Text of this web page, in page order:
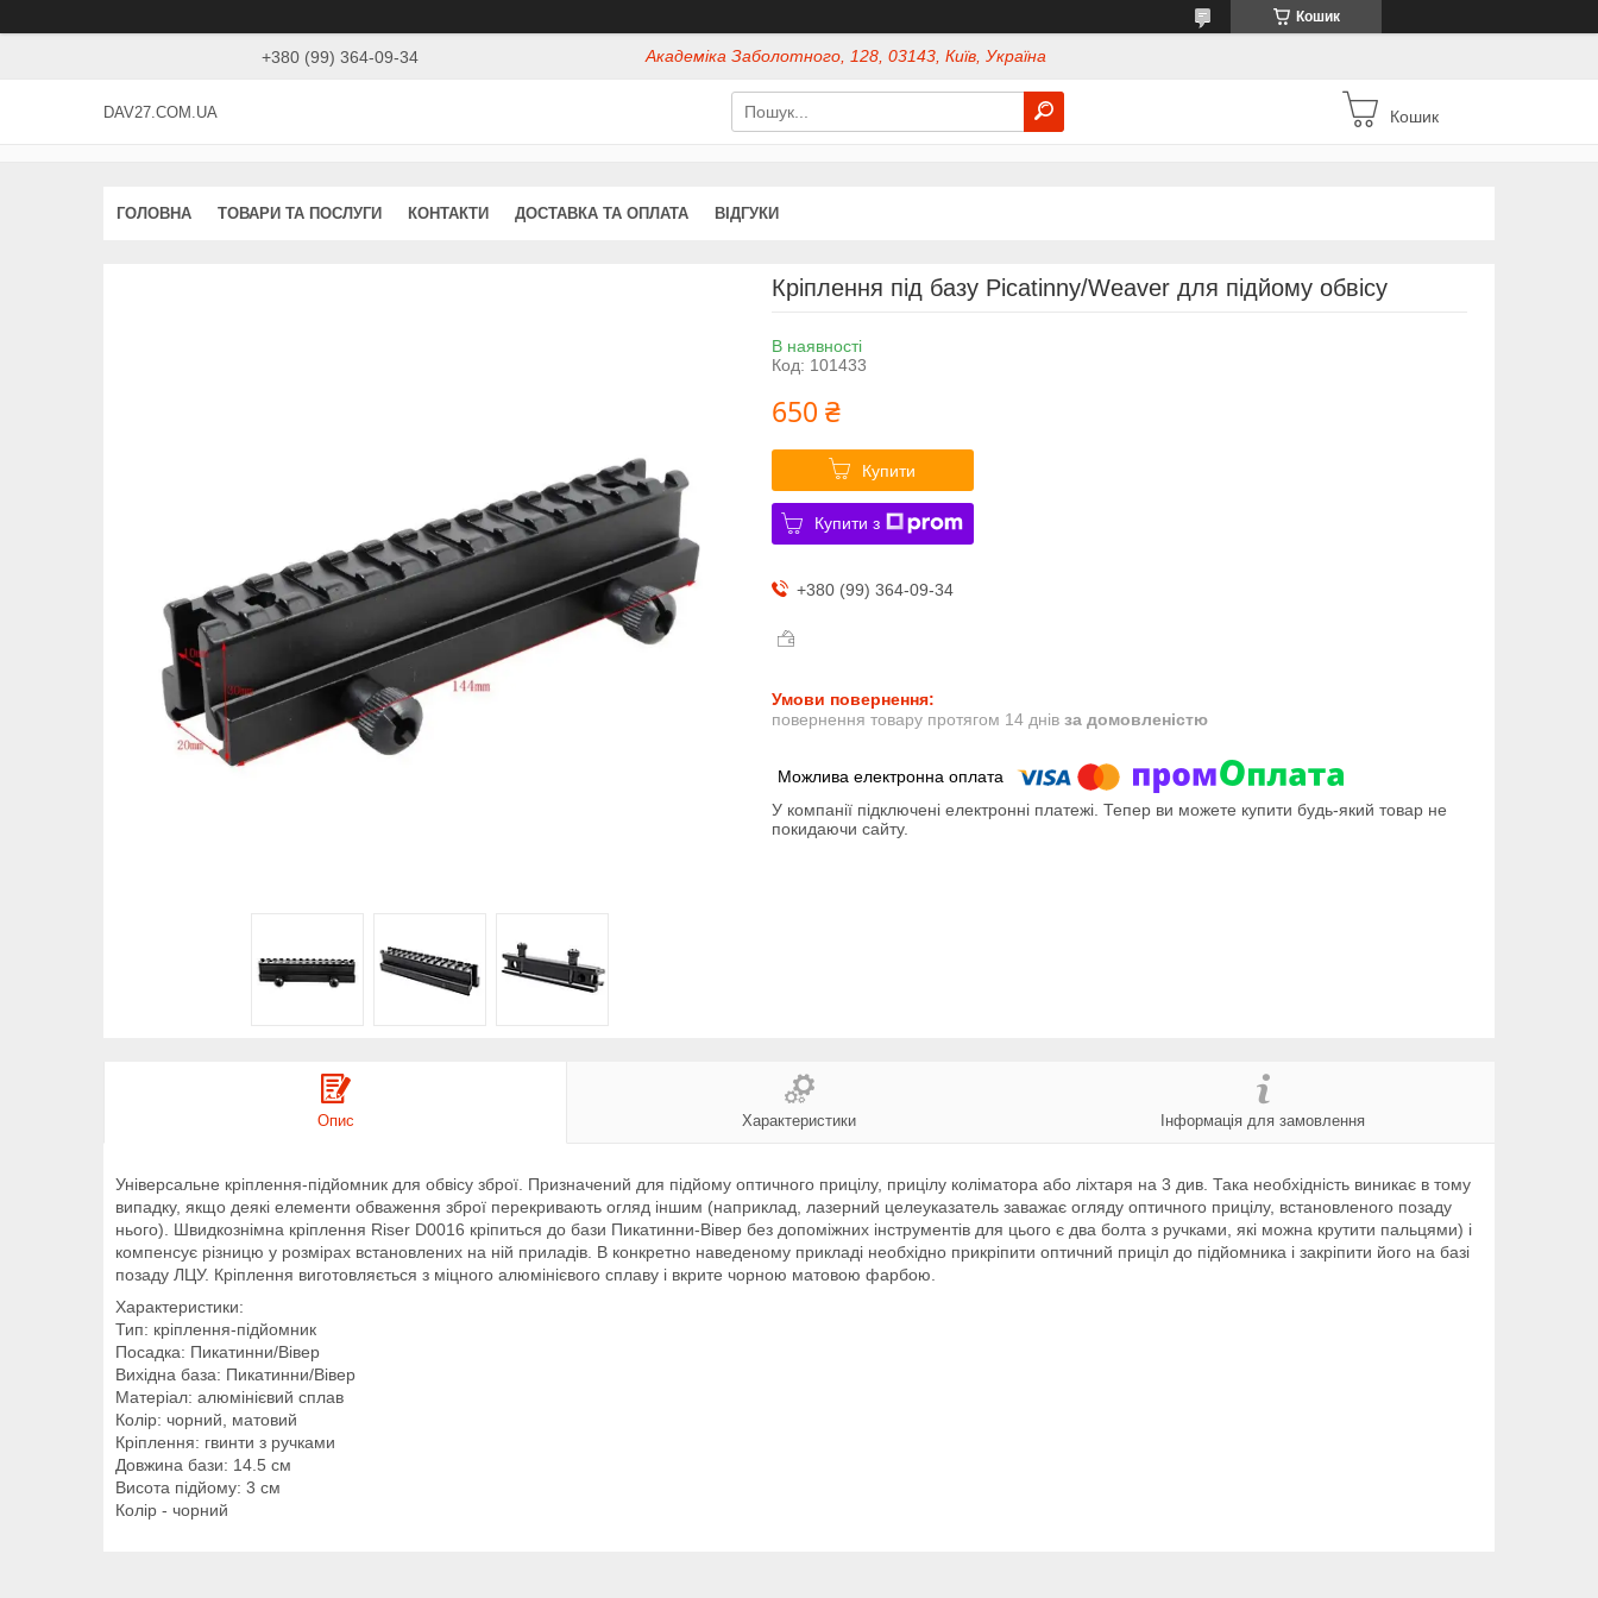
Кошик
+380 (99) 364-09-34 Академіка Заболотного, 128, 03143, Київ, Україна
DAV27.COM.UA Кошик
ГОЛОВНА ТОВАРИ ТА ПОСЛУГИ КОНТАКТИ ДОСТАВКА ТА ОПЛАТА ВІДГУКИ
Кріплення під базу Picatinny/Weaver для підйому обвісу
В наявності
Код: 101433
650 ₴
Купити
Купити з
+380 (99) 364-09-34
повернення товару протягом 14 днів за домовленістю
У компанії підключені електронні платежі. Тепер ви можете купити будь-який товар не
покидаючи сайту.
Опис Характеристики Інформація для замовлення
Універсальне кріплення-підйомник для обвісу зброї. Призначений для підйому оптичного прицілу, прицілу коліматора або ліхтаря на 3 див. Така необхідність виникає в тому
випадку, якщо деякі елементи обваження зброї перекривають огляд іншим (наприклад, лазерний целеуказатель заважає огляду оптичного прицілу, встановленого позаду
нього). Швидкознімна кріплення Riser D0016 кріпиться до бази Пикатинни-Вівер без допоміжних інструментів для цього є два болта з ручками, які можна крутити пальцями) і
компенсує різницю у розмірах встановлених на ній приладів. В конкретно наведеному прикладі необхідно прикріпити оптичний приціл до підйомника і закріпити його на базі
позаду ЛЦУ. Кріплення виготовляється з міцного алюмінієвого сплаву і вкрите чорною матовою фарбою.
Характеристики:
Тип: кріплення-підйомник
Посадка: Пикатинни/Вівер
Вихідна база: Пикатинни/Вівер
Матеріал: алюмінієвий сплав
Колір: чорний, матовий
Кріплення: гвинти з ручками
Довжина бази: 14.5 см
Висота підйому: 3 см
Колір - чорний